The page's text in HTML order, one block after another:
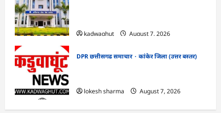
kadwaghut
August 7, 2026
DPR छत्तीसगढ समाचार
कांकेर जिला (उत्तर बस्तर)
lokesh sharma
August 7, 2026